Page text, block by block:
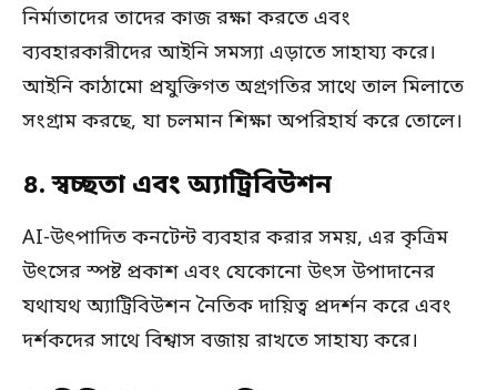
নির্মাতাদের তাদের কাজ রক্ষা করতে এবং
ব্যবহারকারীদের আইনি সমস্যা এড়াতে সাহায্য করে।
আইনি কাঠামো প্রযুক্তিগত অগ্রগতির সাথে তাল মিলাতে
সংগ্রাম করছে, যা চলমান শিক্ষা অপরিহার্য করে তোলে।
৪. স্বচ্ছতা এবং অ্যাট্রিবিউশন
AI-উৎপাদিত কনটেন্ট ব্যবহার করার সময়, এর কৃত্রিম
উৎসের স্পষ্ট প্রকাশ এবং যেকোনো উৎস উপাদানের
যথাযথ অ্যাট্রিবিউশন নৈতিক দায়িত্ব প্রদর্শন করে এবং
দর্শকদের সাথে বিশ্বাস বজায় রাখতে সাহায্য করে।